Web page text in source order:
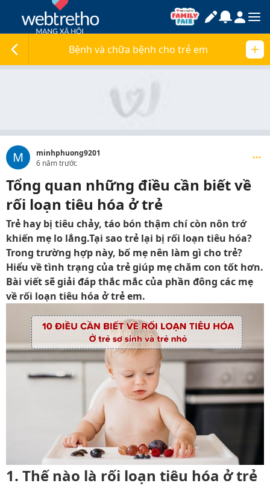
Bệnh và chữa bệnh cho trẻ em
M
minhphuong9201
6 năm trước
Tổng quan những điều cần biết về
rối loạn tiêu hóa ở trẻ
Trẻ hay bị tiêu chảy, táo bón thậm chí còn nôn trớ
khiến mẹ lo lắng.Tại sao trẻ lại bị rối loạn tiêu hóa?
Trong trường hợp này, bố mẹ nên làm gì cho trẻ?
Hiểu về tình trạng của trẻ giúp mẹ chăm con tốt hơn.
Bài viết sẽ giải đáp thắc mắc của phần đông các mẹ
về rối loạn tiêu hóa ở trẻ em.
1. Thế nào là rối loạn tiêu hóa ở trẻ